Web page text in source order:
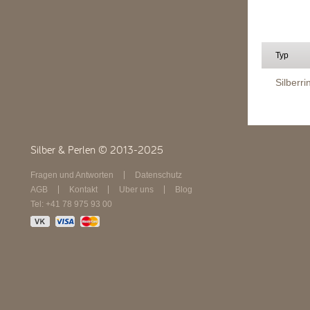
Typ
Silber & Perlen © 2013-2025
Fragen und Antworten
Datenschutz
AGB
Kontakt Über uns
Blog
Tel: +41 78 975 93 00